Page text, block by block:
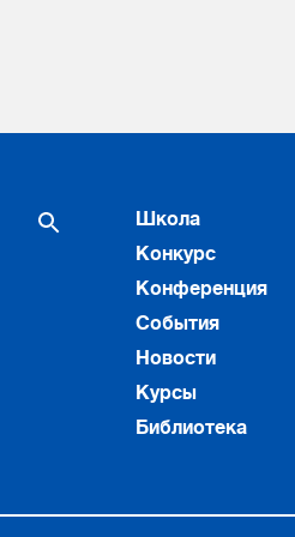
Школа
Конкурс
Конференция
События
Новости
Курсы
Библиотека